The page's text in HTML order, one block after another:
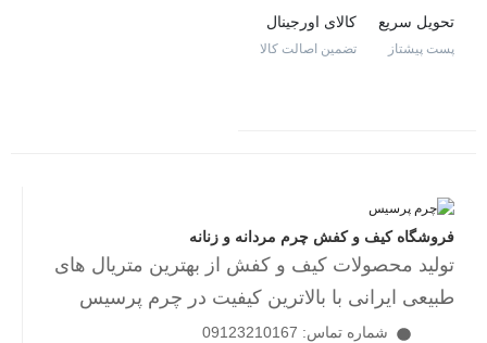
تحویل سریع
پست پیشتاز
کالای اورجینال
تضمین اصالت کالا
فروشگاه کیف و کفش چرم مردانه و زنانه
تولید محصولات کیف و کفش از بهترین متریال های
طبیعی ایرانی با بالاترین کیفیت در چرم پرسیس
شماره تماس: 09123210167